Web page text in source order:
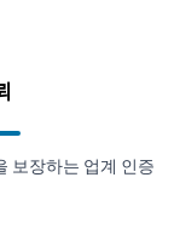
보장하는 업계 인증